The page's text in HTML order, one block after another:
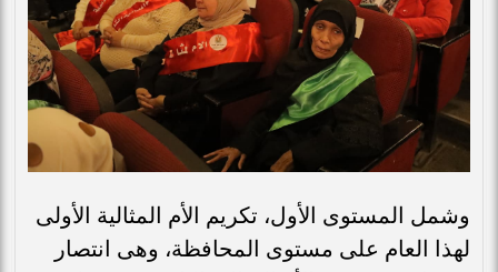
وشمل المستوى الأول، تكريم الأم المثالية الأولى
لهذا العام على مستوى المحافظة، وهى انتصار